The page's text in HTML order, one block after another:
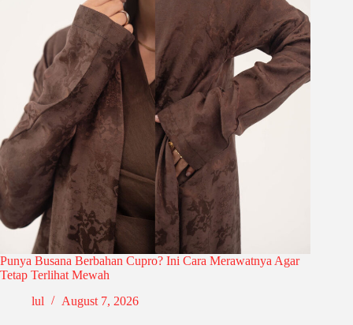
Punya Busana Berbahan Cupro? Ini Cara Merawatnya Agar
Tetap Terlihat Mewah
lul
August 7, 2026